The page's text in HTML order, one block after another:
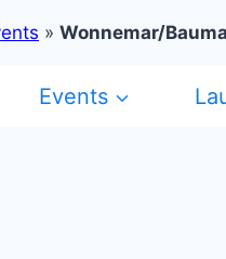
» Wonnemar/
Events